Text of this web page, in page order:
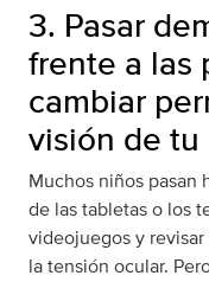
3. Pasar
frente a las
cambiar
visión de
Muchos niños pasan
de las tabletas o los
videojuegos y
la tensión ocular.